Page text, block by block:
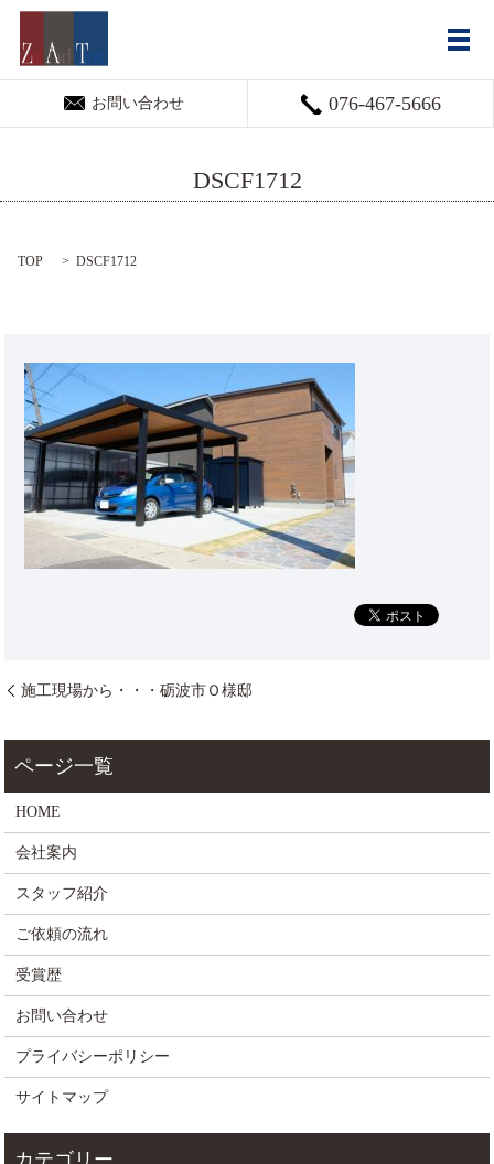
お問い合わせ 076-467-5666
メ
DSCF1712
TOP DSCF1712
施工現場から・・・砺波市Ｏ様邸
HOME
会社案内
スタッフ紹介
ご依頼の流れ
受賞歴
お問い合わせ
プライバシーポリシー
サイトマップ